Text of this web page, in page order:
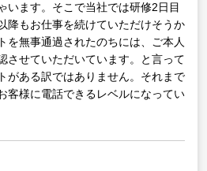
います。そこで当社では研修2日目
降もお仕事を続けていただけそうか
を無事通過されたのちには、ご本人
させていただいています。と言って
がある訳ではありません。それまで
客様に電話できるレベルになってい